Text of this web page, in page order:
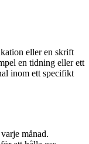
eller en skrift
en tidning eller ett
inom ett specifikt
månad.